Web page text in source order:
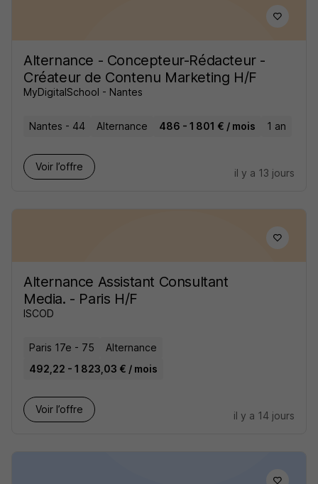
Alternance - Concepteur-Rédacteur -
Créateur de Contenu Marketing H/F
MyDigitalSchool - Nantes
Nantes - 44 Alternance 486 - 1 801 € / mois 1 an
Voir l’offre
il y a 13 jours
Alternance Assistant Consultant
Media. - Paris H/F
ISCOD
Paris 17e - 75
Alternance
492,22 - 1 823,03 € / mois
Voir l’offre
il y a 14 jours